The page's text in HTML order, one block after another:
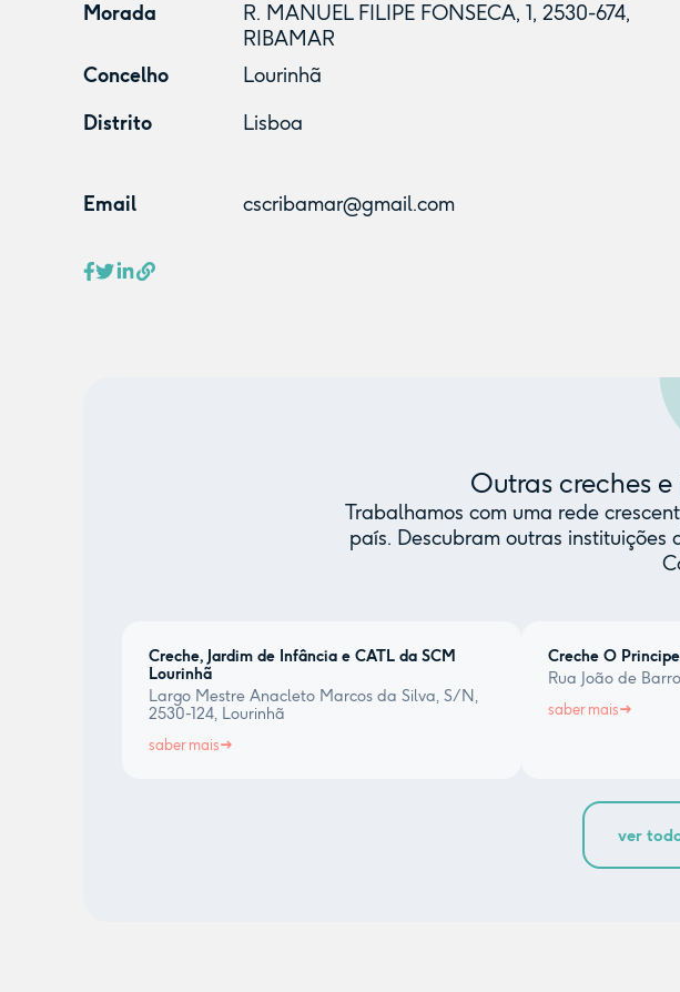
Morada
R. MANUEL FILIPE FONSECA, 1, 2530-674,
RIBAMAR
Concelho
Lourinhã
Distrito
Lisboa
Email cscribamar@gmail.com
Outras creches
Trabalhamos com uma rede
país. Descubram outras
Creche, Jardim de Infância e CATL da SCM
Lourinhã
Largo Mestre Anacleto Marcos da Silva, S/N,
2530-124, Lourinhã
saber mais
Creche O
Rua João de
saber mais
ver